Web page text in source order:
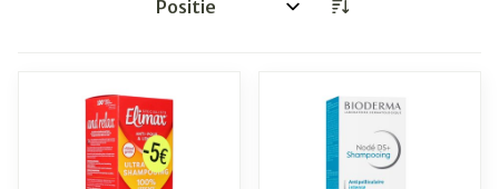
Sorteer op: